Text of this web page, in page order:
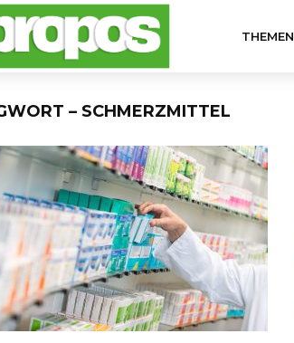
THEMEN
– SCHMERZMITTEL